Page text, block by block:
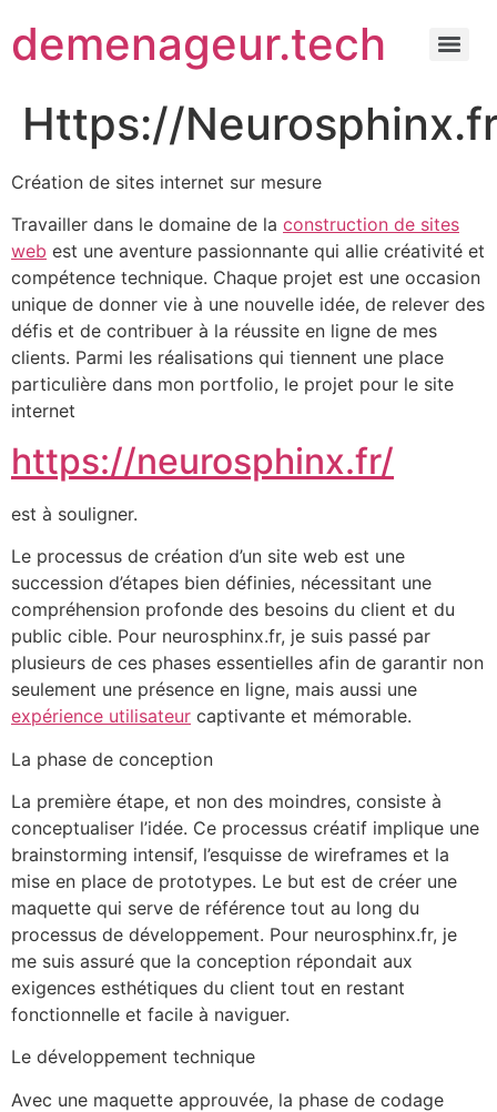
demenageur.tech
Https://
Création de sites internet sur mesure
Travailler dans le domaine de la construction de sites
web est une aventure passionnante qui allie créativité et
compétence technique. Chaque projet est une occasion
unique de donner vie à une nouvelle idée, de relever des
défis et de contribuer à la réussite en ligne de mes
clients. Parmi les réalisations qui tiennent une place
particulière dans mon portfolio, le projet pour le site
internet
https://neurosphinx.fr/
est à souligner.
Le processus de création d’un site web est une
succession d’étapes bien définies, nécessitant une
compréhension profonde des besoins du client et du
public cible. Pour neurosphinx.fr, je suis passé par
plusieurs de ces phases essentielles afin de garantir non
seulement une présence en ligne, mais aussi une
expérience utilisateur captivante et mémorable.
La phase de conception
La première étape, et non des moindres, consiste à
conceptualiser l’idée. Ce processus créatif implique une
brainstorming intensif, l’esquisse de wireframes et la
mise en place de prototypes. Le but est de créer une
maquette qui serve de référence tout au long du
processus de développement. Pour neurosphinx.fr, je
me suis assuré que la conception répondait aux
exigences esthétiques du client tout en restant
fonctionnelle et facile à naviguer.
Le développement technique
Avec une maquette approuvée, la phase de codage